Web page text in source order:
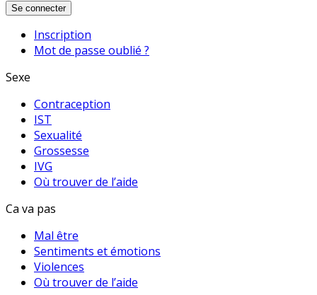
Se connecter
Inscription
Mot de passe oublié ?
Sexe
Contraception
IST
Sexualité
Grossesse
IVG
Où trouver de l’aide
Ca va pas
Mal être
Sentiments et émotions
Violences
Où trouver de l’aide